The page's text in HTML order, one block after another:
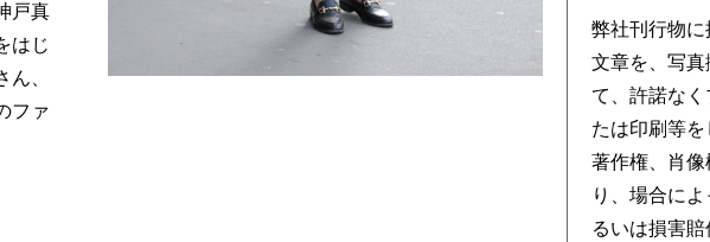
戸真
はじ
、
ファ
弊社刊行物
文章を、写
て、許諾なく
たは印刷等
著作権、肖
り、場合に
るいは損害